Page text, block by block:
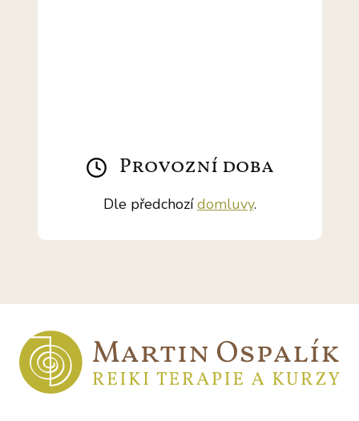
Provozní doba
Dle předchozídomluvy.